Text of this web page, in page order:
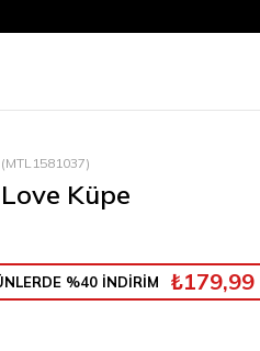
(MTL1581037)
Küpe
%40 İNDİRİM ₺179,99